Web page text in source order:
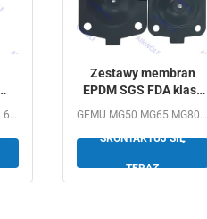
Burkert 688421 688422 688423 688424 DN25 EPDM Diaphragm...
Zestawy membran
EPDM SGS FDA klasy
GEMU MG50 MG65 MG80 MG100 EPDM SGS FDA class Diaphragm...
SKONTAKTUJ SIĘ
TERAZ